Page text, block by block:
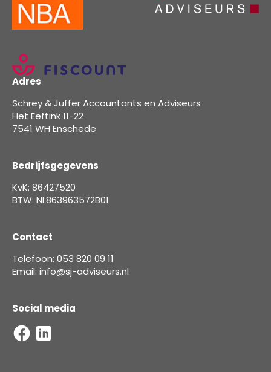
Adres
Schrey & Juffer Accountants en Adviseurs
Het Eeftink 11-22
7541 WH Enschede
Bedrijfsgegevens
KvK: 86427520
BTW: NL863963572B01
Contact
Telefoon: 053 820 09 11
Email: info@sj-adviseurs.nl
Social media